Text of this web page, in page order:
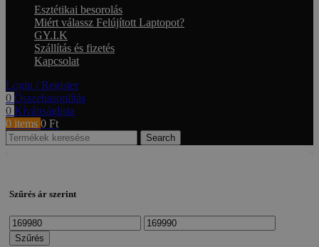
Esztétikai besorolás
Miért válassz Felújított Laptopot?
GY.I.K
Szállítás és fizetés
Kapcsolat
Login / Register
0 Összehasonlítás
0 Kívánságlista
0 items 0 Ft
Search
Szűrés ár szerint
Min
ár
Max
ár
Szűrés